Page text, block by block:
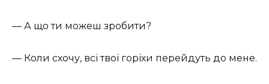
— А що ти можеш зробити?
— Коли схочу, всі твої горіхи перейдуть до мене.